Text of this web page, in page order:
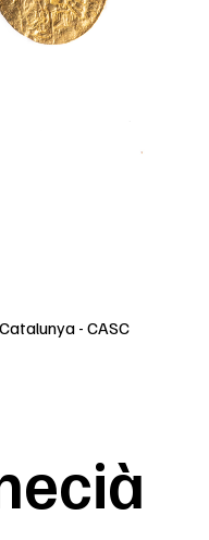
- CASC